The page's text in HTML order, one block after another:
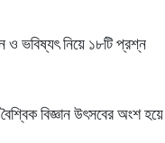
ও ভবিষ্যৎ নিয়ে ১৮টি প্রশ্ন
বিজ্ঞান উৎসবের অংশ